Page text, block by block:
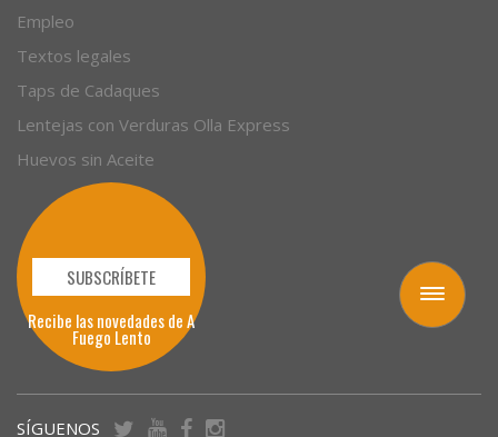
Toggle
navigation
Empleo
Textos legales
Taps de Cadaques
Lentejas con Verduras Olla Express
Huevos sin Aceite
SUBSCRÍBETE
Recibe las novedades de A
Fuego Lento
SÍGUENOS